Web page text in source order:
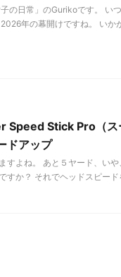
の日常」のGurikoです。 い
年の幕開けですね。 いか
Speed Stick Pro（ス
ドアップ
すよね。 あと５ヤード、いや
すか？ それでヘッドスピード